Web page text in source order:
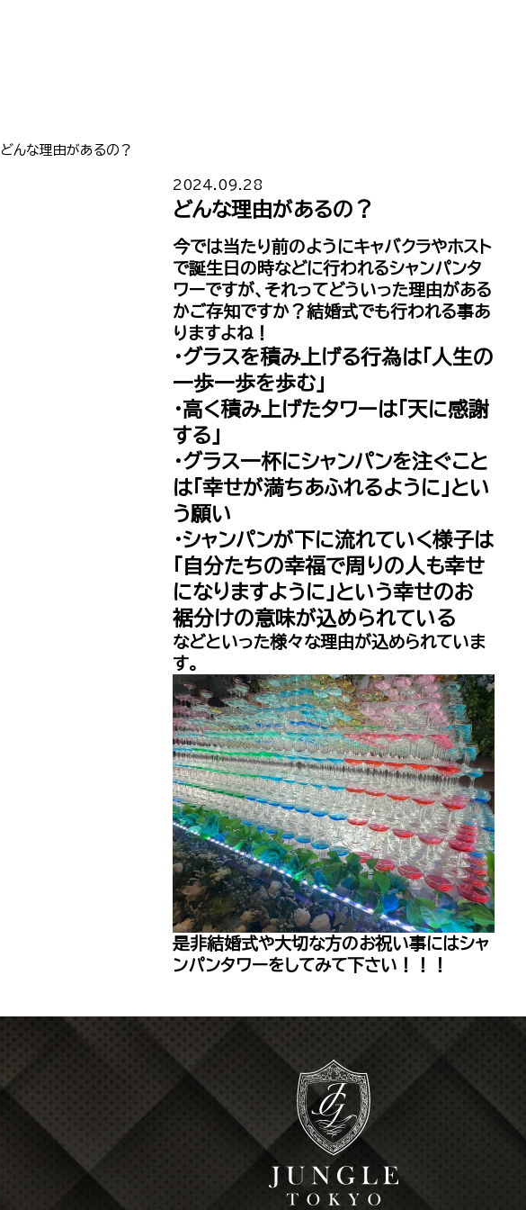
Gravure グラビア
Recruit Cast キャスト求人
Recruit Staff スタッフ求人
Shop Info 店舗一覧
J-Tokyo Entertainment プロダクション事業
どんな理由があるの？
2024.09.28
どんな理由があるの？
今では当たり前のようにキャバクラやホスト
で誕生日の時などに行われるシャンパンタ
ワーですが、それってどういった理由がある
かご存知ですか？結婚式でも行われる事あ
りますよね！
・グラスを積み上げる行為は「人生の
一歩一歩を歩む」
・高く積み上げたタワーは「天に感謝
する」
・グラス一杯にシャンパンを注ぐこと
は「幸せが満ちあふれるように」とい
う願い
・シャンパンが下に流れていく様子は
「自分たちの幸福で周りの人も幸せ
になりますように」という幸せのお
裾分けの意味が込められている
などといった様々な理由が込められていま
す。
是非結婚式や大切な方のお祝い事にはシャ
ンパンタワーをしてみて下さい！！！